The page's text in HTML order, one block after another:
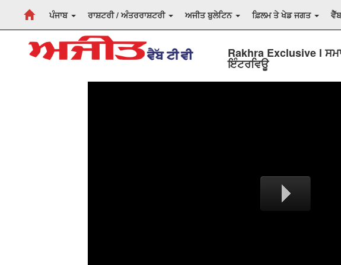
ਪੰਜਾਬ ਰਾਸ਼ਟਰੀ / ਅੰਤਰਰਾਸ਼ਟਰੀ ਅਜੀਤ ਬੁਲੇਟਿਨ ਫ਼ਿਲਮ ਤੇ ਖੇਡ ਜਗਤ
Rakhra Exclusive l
ਇੰਟਰਵਿਊ